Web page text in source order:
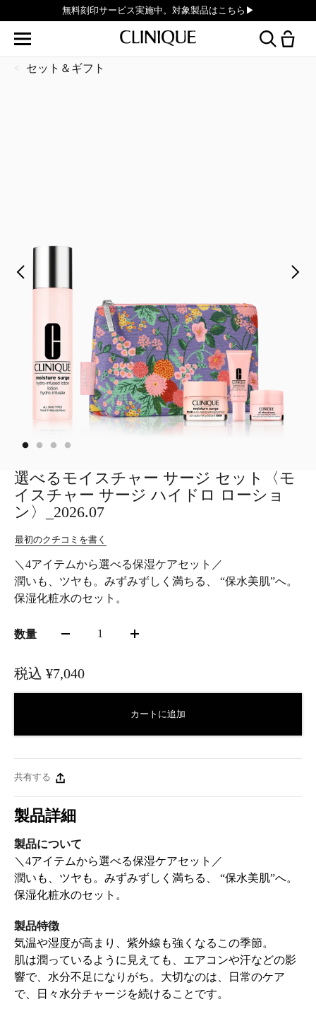
無料刻印サービス実施中。対象製品はこちら▶︎
セット＆ギフト
選べるモイスチャー サージ セット〈モ
イスチャー サージ ハイドロ ローショ
ン〉_2026.07
最初のクチコミを書く
＼4アイテムから選べる保湿ケアセット／
潤いも、ツヤも。みずみずしく満ちる、 “保水美肌”へ。
保湿化粧水のセット。
数量 1
カートに追加
税込 ¥7,040
共有する
製品詳細
製品について
＼4アイテムから選べる保湿ケアセット／
潤いも、ツヤも。みずみずしく満ちる、 “保水美肌”へ。
保湿化粧水のセット。
製品特徴
気温や湿度が高まり、紫外線も強くなるこの季節。
肌は潤っているように見えても、エアコンや汗などの影
響で、水分不足になりがち。大切なのは、日常のケア
で、日々水分チャージを続けることです。